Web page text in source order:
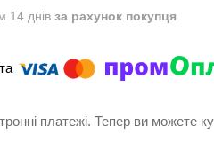
14 днів за рахунок покупця
платежі. Тепер ви можете